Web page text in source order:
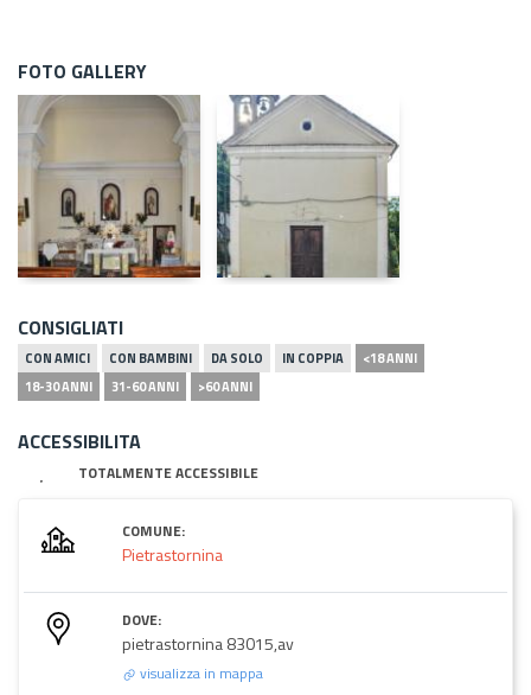
FOTO GALLERY
CONSIGLIATI
CON AMICI CON BAMBINI DA SOLO IN COPPIA
<18 ANNI
18-30 ANNI
31-60 ANNI >60 ANNI
ACCESSIBILITA
TOTALMENTE ACCESSIBILE
COMUNE:
Pietrastornina
DOVE:
pietrastornina 83015,av
visualizza in mappa